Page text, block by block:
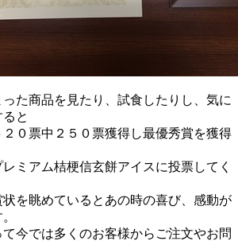
た商品を見たり、試食したりし、気に
と
０票中２５０票獲得し最優秀賞を獲得
ミアム桔梗信玄餅アイスに投票してく
を眺めているとあの時の喜び、感動が
今では多くのお客様からご注文やお問